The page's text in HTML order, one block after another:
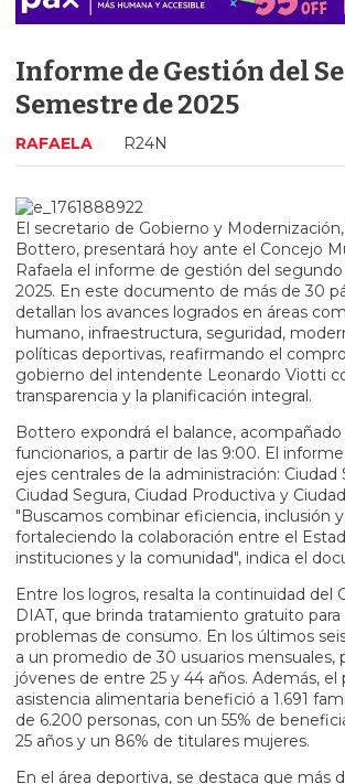
Informe de Gestión del
Semestre de 2025
RAFAELA R24N
El secretario de Gobierno y
Bottero, presentará hoy ante el Concejo
Rafaela el informe de gestión del
2025. En este documento de más de 30
detallan los avances logrados en áreas
humano, infraestructura, seguridad,
políticas deportivas, reafirmando el
gobierno del intendente Leonardo Viotti
transparencia y la planificación integral.
Bottero expondrá el balance,
funcionarios, a partir de las 9:00. El
ejes centrales de la administración: Ciudad
Ciudad Segura, Ciudad Productiva y
"Buscamos combinar eficiencia, inclusión
fortaleciendo la colaboración entre el
instituciones y la comunidad", indica el
Entre los logros, resalta la continuidad del
DIAT, que brinda tratamiento gratuito para
problemas de consumo. En los últimos
a un promedio de 30 usuarios mensuales,
jóvenes de entre 25 y 44 años. Además, el
asistencia alimentaria benefició a 1.691
de 6.200 personas, con un 55% de
25 años y un 86% de titulares mujeres.
En el área deportiva, se destaca que más